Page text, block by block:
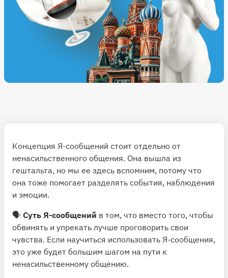
Концепция Я-сообщений стоит отдельно от
ненасильственного общения. Она вышла из
гештальта, но мы ее здесь вспомним, потому что
она тоже помогает разделять события, наблюдения
и эмоции.
🗣 Суть Я-сообщений в том, что вместо того, чтобы
обвинять и упрекать лучше проговорить свои
чувства. Если научиться использовать Я-сообщения,
это уже будет большим шагом на пути к
ненасильственному общению.